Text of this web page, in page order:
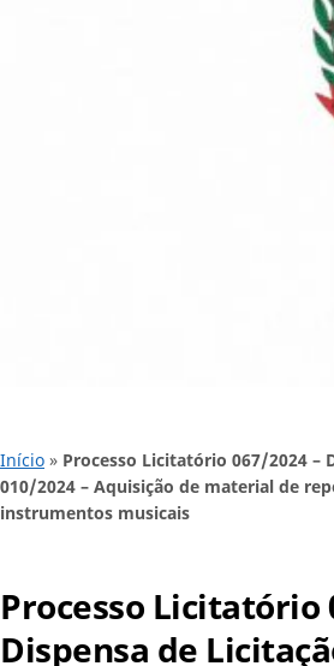
Início » Processo Licitatório 067/2024 –
010/2024 – Aquisição de material de
instrumentos musicais
Processo Licitatório
Dispensa de